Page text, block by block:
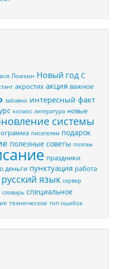
Ложкин Новый год С
акростих акция важное
забавно интересный факт
космос литература новые
системы
писателям подарок
полезные советы поэтам
праздники
деньги пунктуация работа
русский язык сервер
словарь специальное
техническое топ ошибок